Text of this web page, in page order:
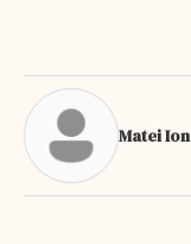
Matei Ion